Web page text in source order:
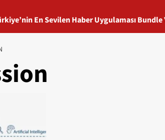
En Sevilen Haber Uygulaması Bundle